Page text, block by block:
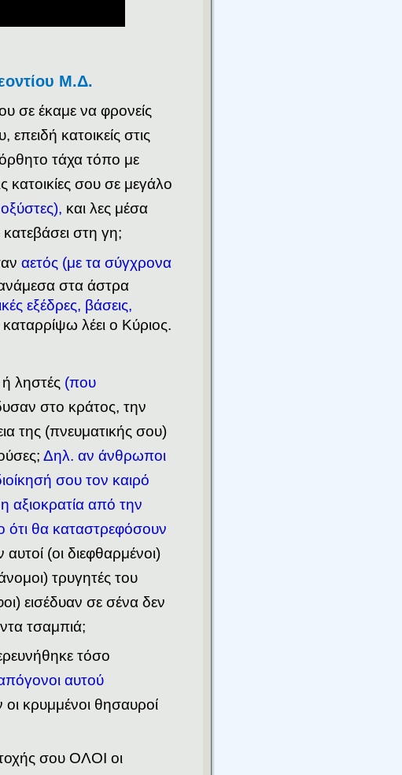
Μ.Δ.
σε έκαμε να φρονείς
κατοικείς στις
τάχα τόπο με
κατοικίες σου σε μεγάλο
και λες μέσα
στη γη;
αετός (με τα σύγχρονα
στα άστρα
εξέδρες, βάσεις,
λέει ο Κύριος.
ληστές (που
στο κράτος, την
της (πνευματικής σου)
Δηλ. αν άνθρωποι
σου τον καιρό
αξιοκρατία από την
ότι θα καταστρεφόσουν
(οι διεφθαρμένοι)
τρυγητές του
εισέδυαν σε σένα δεν
τσαμπιά;
τόσο
αυτού
κρυμμένοι θησαυροί
σου ΟΛΟΙ οι